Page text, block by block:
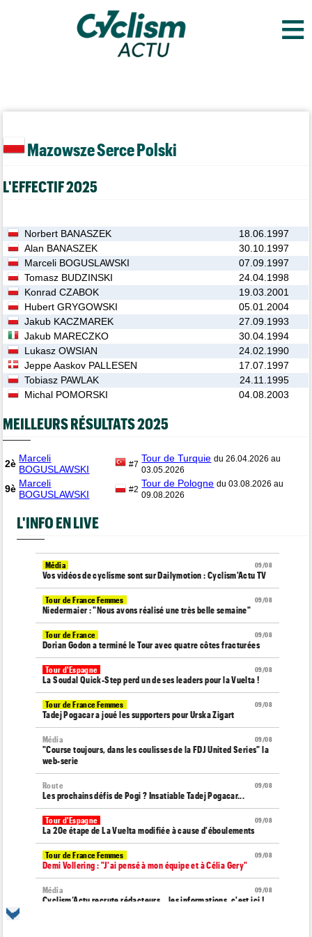
≡
Mazowsze Serce Polski
L'EFFECTIF 2025
Norbert BANASZEK
18.06.1997
Alan BANASZEK
30.10.1997
Marceli BOGUSLAWSKI
07.09.1997
Tomasz BUDZINSKI
24.04.1998
Konrad CZABOK
19.03.2001
Hubert GRYGOWSKI
05.01.2004
Jakub KACZMAREK
27.09.1993
Jakub MARECZKO
30.04.1994
Lukasz OWSIAN
24.02.1990
Jeppe Aaskov PALLESEN
17.07.1997
Tobiasz PAWLAK
24.11.1995
Michal POMORSKI
04.08.2003
MEILLEURS RÉSULTATS 2025
2è Marceli
BOGUSLAWSKI
#7
Tour de Turquie du 26.04.2026 au
03.05.2026
9è Marceli
BOGUSLAWSKI
#2
Tour de Pologne du 03.08.2026 au
09.08.2026
L'INFO EN LIVE
09/08
Média
Vos vidéos de cyclisme sont sur Dailymotion : Cyclism'Actu TV
09/08
Tour de France Femmes
Niedermaier : "Nous avons réalisé une très belle semaine"
09/08
Tour de France
Dorian Godon a terminé le Tour avec quatre côtes fracturées
09/08
Tour d'Espagne
La Soudal Quick-Step perd un de ses leaders pour la Vuelta !
09/08
Tour de France Femmes
Tadej Pogacar a joué les supporters pour Urska Zigart
09/08
Média
"Course toujours, dans les coulisses de la FDJ United Series" la
web-serie
09/08
Route
Les prochains défis de Pogi ? Insatiable Tadej Pogacar...
09/08
Tour d'Espagne
La 20e étape de La Vuelta modifiée à cause d'éboulements
09/08
Tour de France Femmes
Demi Vollering : "J'ai pensé à mon équipe et à Célia Gery"
09/08
Média
Cyclism’Actu recrute rédacteurs… les informations, c'est ici !